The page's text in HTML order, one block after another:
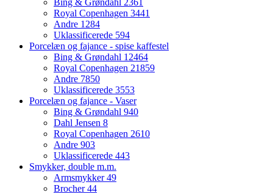
Bing & Grøndahl 2361
Royal Copenhagen 3441
Andre 1284
Uklassificerede 594
Porcelæn og fajance - spise kaffestel
Bing & Grøndahl 12464
Royal Copenhagen 21859
Andre 7850
Uklassificerede 3553
Porcelæn og fajance - Vaser
Bing & Grøndahl 940
Dahl Jensen 8
Royal Copenhagen 2610
Andre 903
Uklassificerede 443
Smykker, double m.m.
Armsmykker49
Brocher44